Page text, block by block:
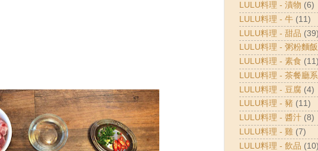
LULU料理 - 漬物 (6)
LULU料理 - 牛 (11)
LULU料理 - 甜品 (39)
LULU料理 - 粥粉麵飯
LULU料理 - 素食 (11)
LULU料理 - 茶餐廳
LULU料理 - 豆腐 (4)
LULU料理 - 豬 (11)
LULU料理 - 醬汁 (8)
LULU料理 - 雞 (7)
LULU料理 - 飲品 (10)